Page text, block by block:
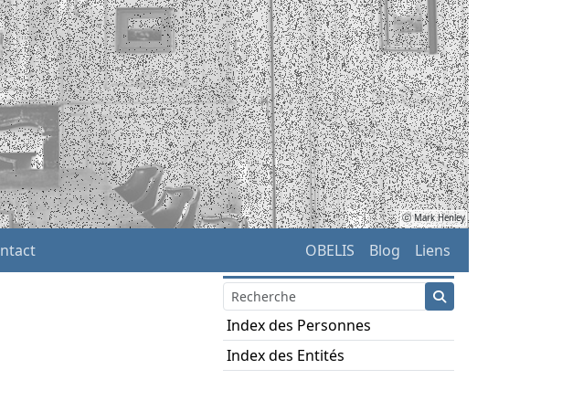
ⓒ Mark Henley
OBELIS Blog Liens
Index des Personnes
Index des Entités